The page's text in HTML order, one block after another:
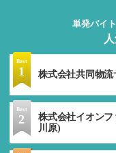
単発バイ
Best
1 株式会社共同物
Best
2
株式会社イオンフ
川原)